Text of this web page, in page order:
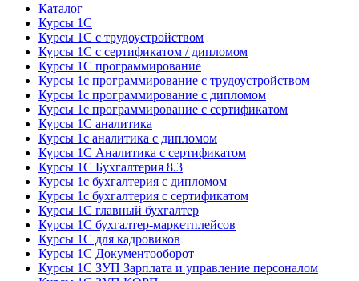
Каталог
Курсы 1С
Курсы 1С с трудоустройством
Курсы 1С с сертификатом / дипломом
Курсы 1С программирование
Курсы 1с программирование с трудоустройством
Курсы 1с программирование с дипломом
Курсы 1с программирование с сертификатом
Курсы 1С аналитика
Курсы 1с аналитика с дипломом
Курсы 1С Аналитика с сертификатом
Курсы 1С Бухгалтерия 8.3
Курсы 1с бухгалтерия с дипломом
Курсы 1с бухгалтерия с сертификатом
Курсы 1С главный бухгалтер
Курсы 1С бухгалтер-маркетплейсов
Курсы 1С для кадровиков
Курсы 1С Документооборот
Курсы 1С ЗУП Зарплата и управление персоналом